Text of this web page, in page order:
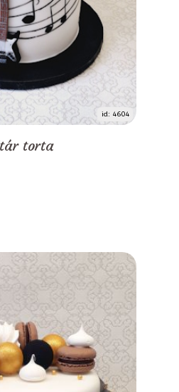
id: 4604
torta